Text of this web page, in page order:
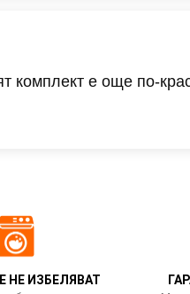
комплект е още по-
НЕ ИЗБЕЛЯВАТ